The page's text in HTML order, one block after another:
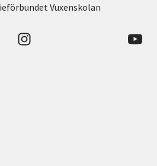
Vuxenskolan